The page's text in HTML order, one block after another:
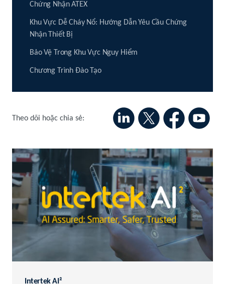
Chứng Nhận ATEX
Khu Vực Dễ Cháy Nổ: Hướng Dẫn Yêu Cầu Chứng
Nhận Thiết Bị
Bảo Vệ Trong Khu Vực Nguy Hiểm
Chương Trình Đào Tạo
Theo dõi hoặc chia sẻ:
Intertek AI²